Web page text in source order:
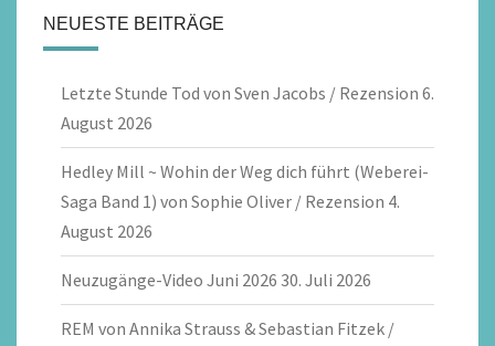
NEUESTE BEITRÄGE
Letzte Stunde Tod von Sven Jacobs / Rezension 6.
August 2026
Hedley Mill ~ Wohin der Weg dich führt (Weberei-
Saga Band 1) von Sophie Oliver / Rezension 4.
August 2026
Neuzugänge-Video Juni 2026 30. Juli 2026
REM von Annika Strauss & Sebastian Fitzek /